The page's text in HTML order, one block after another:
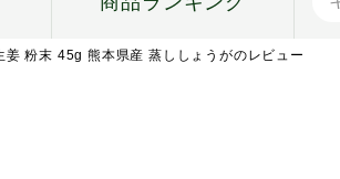
姜 粉末 45g 熊本県産 蒸ししょうがのレビュー